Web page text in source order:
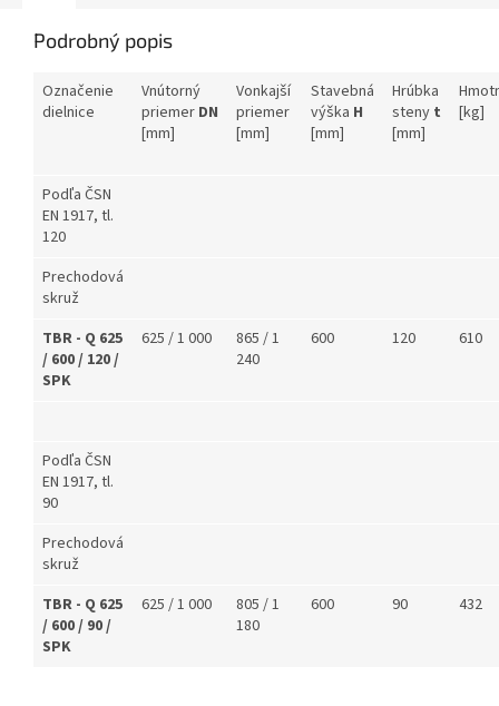
Podrobný popis
Označenie
dielnice
Vnútorný
priemer DN
[mm]
Vonkajší
priemer
[mm]
Stavebná
výška H
[mm]
Hrúbka
steny t
[mm]
[kg]
Podľa ČSN
EN 1917, tl.
120
Prechodová
skruž
TBR - Q 625
/ 600 / 120 /
SPK
625 / 1 000
865 / 1
240
600 120 610
Podľa ČSN
EN 1917, tl.
90
Prechodová
skruž
TBR - Q 625
/ 600 / 90 /
SPK
625 / 1 000
805 / 1
180
600 90 432